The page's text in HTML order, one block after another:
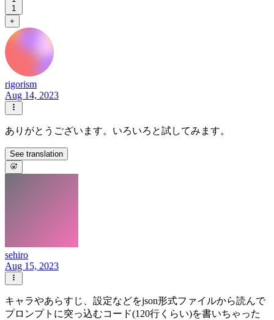
1
+
rigorism
Aug 14, 2023
ありがとうございます。いろいろと試してみます。
See translation
sehiro
Aug 15, 2023
キャラやあらすじ、設定などをjson形式ファイルから読んで
プロンプトに突っ込むコード(120行くらい)を書いちゃった